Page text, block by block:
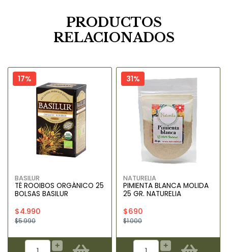
PRODUCTOS
RELACIONADOS
17%
BASILUR
TÉ ROOIBOS ORGÁNICO 25
BOLSAS BASILUR
$4.990
$5.990
+
31%
NATURELIA
PIMIENTA BLANCA MOLIDA
25 GR. NATURELIA
$690
$1.000
+